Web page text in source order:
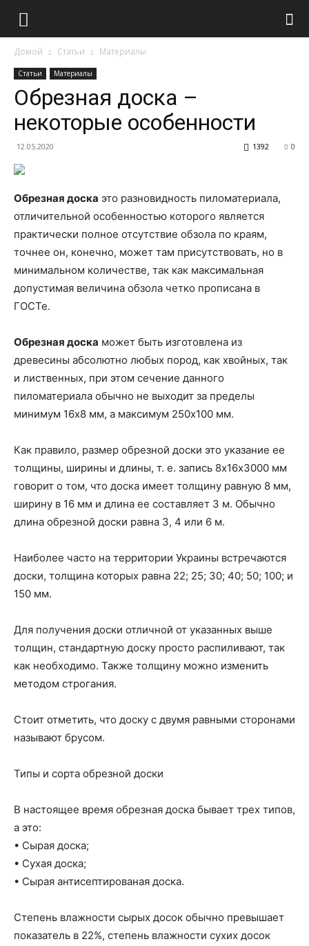
Домой Статьи Материалы
Статьи Материалы
Обрезная доска –
некоторые особенности
12.05.2020 0
1392
Обрезная доска это разновидность пиломатериала,
отличительной особенностью которого является
практически полное отсутствие обзола по краям,
точнее он, конечно, может там присутствовать, но в
минимальном количестве, так как максимальная
допустимая величина обзола четко прописана в
ГОСТе.
Обрезная доска может быть изготовлена из
древесины абсолютно любых пород, как хвойных, так
и лиственных, при этом сечение данного
пиломатериала обычно не выходит за пределы
минимум 16х8 мм, а максимум 250х100 мм.
Как правило, размер обрезной доски это указание ее
толщины, ширины и длины, т. е. запись 8х16х3000 мм
говорит о том, что доска имеет толщину равную 8 мм,
ширину в 16 мм и длина ее составляет 3 м. Обычно
длина обрезной доски равна 3, 4 или 6 м.
Наиболее часто на территории Украины встречаются
доски, толщина которых равна 22; 25; 30; 40; 50; 100; и
150 мм.
Для получения доски отличной от указанных выше
толщин, стандартную доску просто распиливают, так
как необходимо. Также толщину можно изменить
методом строгания.
Стоит отметить, что доску с двумя равными сторонами
называют брусом.
Типы и сорта обрезной доски
В настоящее время обрезная доска бывает трех типов,
а это:
• Сырая доска;
• Сухая доска;
• Сырая антисептированая доска.
Степень влажности сырых досок обычно превышает
показатель в 22%, степень влажности сухих досок